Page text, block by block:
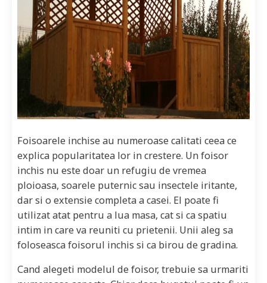
Foisoarele inchise au numeroase calitati ceea ce
explica popularitatea lor in crestere. Un foisor
inchis nu este doar un refugiu de vremea
ploioasa, soarele puternic sau insectele iritante,
dar si o extensie completa a casei. El poate fi
utilizat atat pentru a lua masa, cat si ca spatiu
intim in care va reuniti cu prietenii. Unii aleg sa
foloseasca foisorul inchis si ca birou de gradina.
Cand alegeti modelul de foisor, trebuie sa urmariti